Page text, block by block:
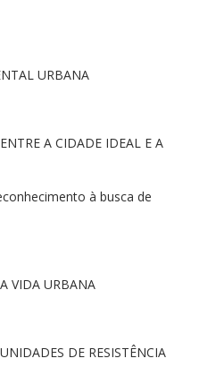
URBANA
A CIDADE IDEAL E A
à busca de
VIDA URBANA
DE RESISTÊNCIA